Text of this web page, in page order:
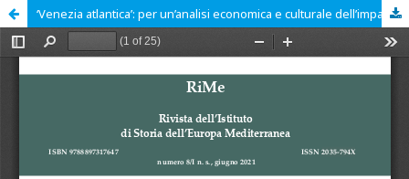
‘Venezia atlantica’: per un’analisi economica e culturale dell’impatto dei generi coloniali nel secondo Settecento